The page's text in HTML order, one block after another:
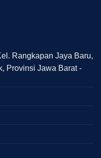
Rangkapan Jaya Baru,
Provinsi Jawa Barat -